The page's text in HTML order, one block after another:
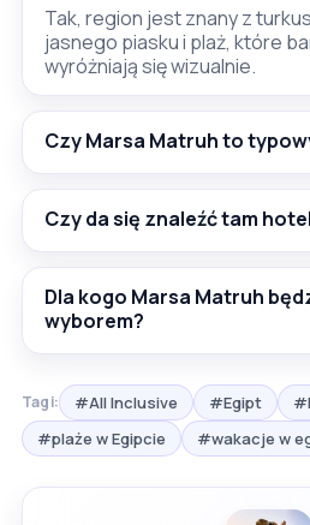
Tak, region jest znany z
jasnego piasku i plaż, które
wyróżniają się wizualnie.
Czy Marsa Matruh to
Czy da się znaleźć tam
Dla kogo Marsa Matruh
wyborem?
Tagi: #All Inclusive #Egipt
#plaże w Egipcie
#wakacje w